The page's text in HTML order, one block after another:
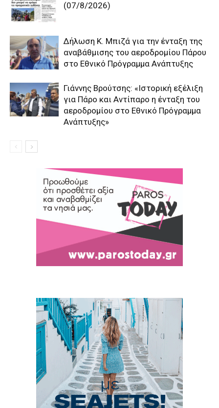
(07/8/2026)
Δήλωση Κ. Μπιζά για την ένταξη της
αναβάθμισης του αεροδρομίου Πάρου
στο Εθνικό Πρόγραμμα Ανάπτυξης
Γιάννης Βρούτσης: «Ιστορική εξέλιξη
για Πάρο και Αντίπαρο η ένταξη του
αεροδρομίου στο Εθνικό Πρόγραμμα
Ανάπτυξης»